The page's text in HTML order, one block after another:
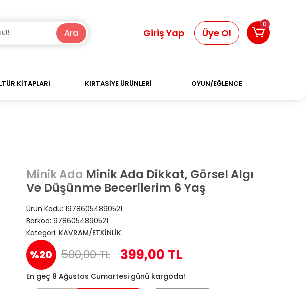
Ara Giriş Yap Üye Ol
0
KİTAPLARI KIRTASİYE ÜRÜNLERİ OYUN/EĞLENCE
Minik Ada Minik Ada Dikkat, Görsel Algı
Ve Düşünme Becerilerim 6 Yaş
Ürün Kodu: 19786054890521
Barkod: 9786054890521
Kategori: KAVRAM/ETKİNLİK
%20 500,00 TL 399,00 TL
En geç 8 Ağustos Cumartesi günü kargoda!